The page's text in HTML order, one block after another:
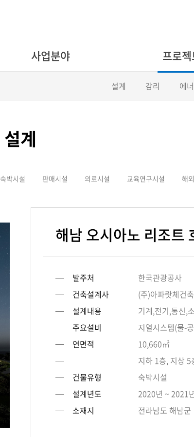
사업분야 프로
설계 감리 에
설계
숙박시설 판매시설 의료시설 교육연구시설 해
해남 오시아노 리조트
발주처
한국관광공사
건축설계사
(주)아파랏체건
설계내용
기계,전기,통신,
주요설비
지열시스템(물-
연면적
10,660㎡
지하 1층, 지상 5
건물유형
숙박시설
설계년도
2020년 ~ 2021
소재지
전라남도 해남군